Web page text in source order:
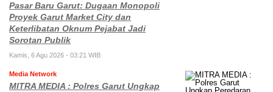
Pasar Baru Garut: Dugaan Monopoli
Proyek Garut Market City dan
Keterlibatan Oknum Pejabat Jadi
Sorotan Publik
Kamis, 6 Agu 2026 - 03:21 WIB
Media Network
MITRA MEDIA : Polres Garut Ungkap